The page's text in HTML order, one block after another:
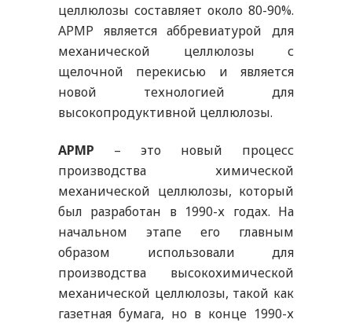
целлюлозы составляет около 80-90%.
APMP является аббревиатурой для
механической целлюлозы с
щелочной перекисью и является
новой технологией для
высокопродуктивной целлюлозы.
APMP – это новый процесс
производства химической
механической целлюлозы, который
был разработан в 1990-х годах. На
начальном этапе его главным
образом использовали для
производства высокохимической
механической целлюлозы, такой как
газетная бумага, но в конце 1990-х